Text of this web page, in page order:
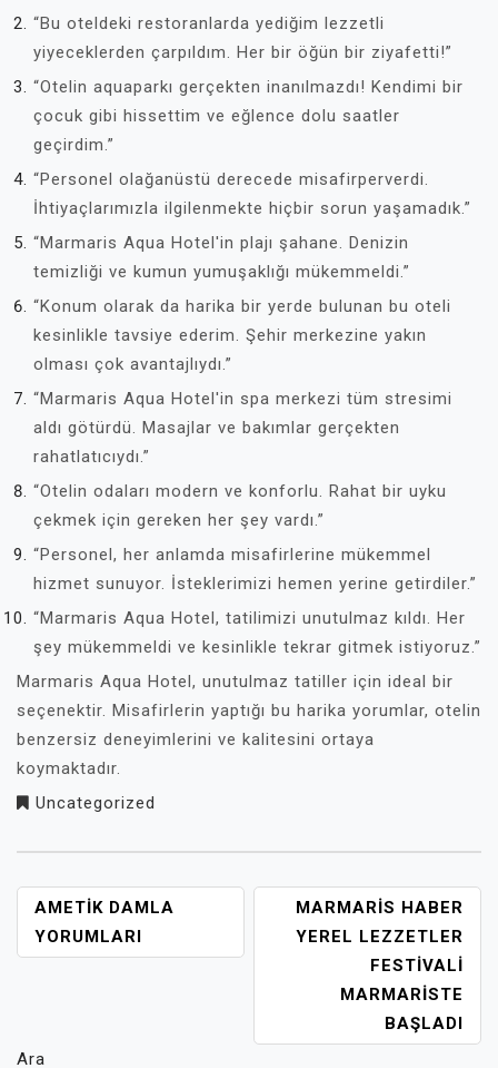
“Bu oteldeki restoranlarda yediğim lezzetli
yiyeceklerden çarpıldım. Her bir öğün bir ziyafetti!”
“Otelin aquaparkı gerçekten inanılmazdı! Kendimi bir
çocuk gibi hissettim ve eğlence dolu saatler
geçirdim.”
“Personel olağanüstü derecede misafirperverdi.
İhtiyaçlarımızla ilgilenmekte hiçbir sorun yaşamadık.”
“Marmaris Aqua Hotel'in plajı şahane. Denizin
temizliği ve kumun yumuşaklığı mükemmeldi.”
“Konum olarak da harika bir yerde bulunan bu oteli
kesinlikle tavsiye ederim. Şehir merkezine yakın
olması çok avantajlıydı.”
“Marmaris Aqua Hotel'in spa merkezi tüm stresimi
aldı götürdü. Masajlar ve bakımlar gerçekten
rahatlatıcıydı.”
“Otelin odaları modern ve konforlu. Rahat bir uyku
çekmek için gereken her şey vardı.”
“Personel, her anlamda misafirlerine mükemmel
hizmet sunuyor. İsteklerimizi hemen yerine getirdiler.”
“Marmaris Aqua Hotel, tatilimizi unutulmaz kıldı. Her
şey mükemmeldi ve kesinlikle tekrar gitmek istiyoruz.”
Marmaris Aqua Hotel, unutulmaz tatiller için ideal bir
seçenektir. Misafirlerin yaptığı bu harika yorumlar, otelin
benzersiz deneyimlerini ve kalitesini ortaya
koymaktadır.
Uncategorized
YAZI
GEZINMESI
AMETIK DAMLA
YORUMLARI
MARMARIS HABER
YEREL LEZZETLER
FESTIVALI
MARMARISTE
BAŞLADI
Ara